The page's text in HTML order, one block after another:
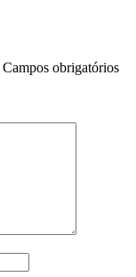
Campos obrigatórios